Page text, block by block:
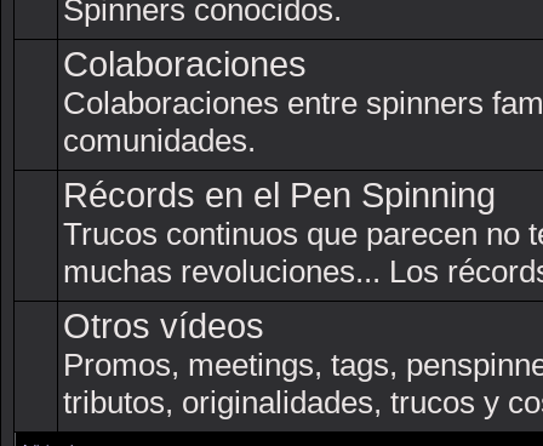
Spinners conocidos.
Colaboraciones
Colaboraciones entre spinners
comunidades.
Récords en el Pen Spinning
Trucos continuos que parecen no
muchas revoluciones... Los
Otros vídeos
Promos, meetings, tags,
tributos, originalidades, trucos y